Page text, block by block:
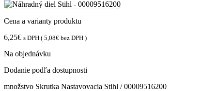
Cena a varianty produktu
6,25€ s DPH ( 5,08€ bez DPH )
Na objednávku
Dodanie podľa dostupnosti
množstvo Skrutka Nastavovacia Stihl / 00009516200